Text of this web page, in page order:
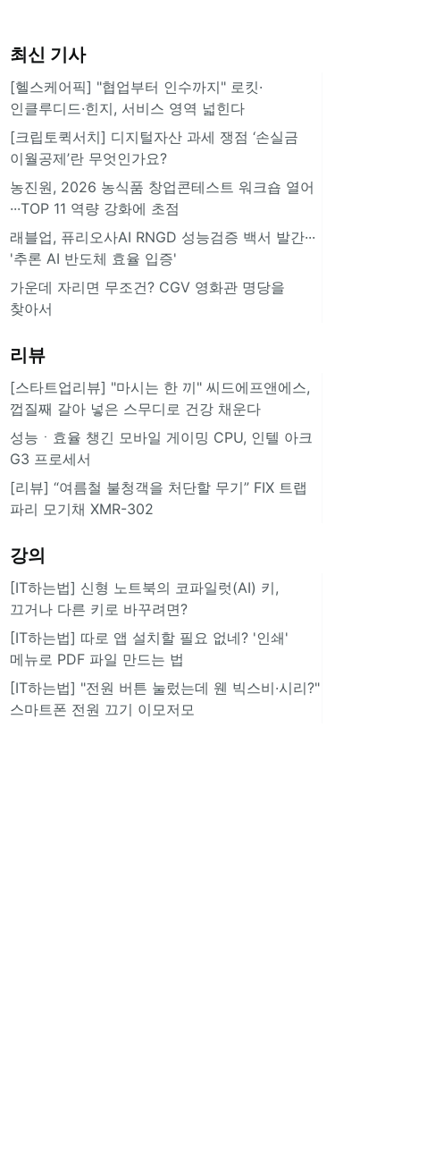
최신 기사
[헬스케어픽] "협업부터 인수까지" 로킷·
인클루디드·힌지, 서비스 영역 넓힌다
[크립토퀵서치] 디지털자산 과세 쟁점 ‘손실금
이월공제’란 무엇인가요?
농진원, 2026 농식품 창업콘테스트 워크숍 열어
···TOP 11 역량 강화에 초점
래블업, 퓨리오사AI RNGD 성능검증 백서 발간···
'추론 AI 반도체 효율 입증'
가운데 자리면 무조건? CGV 영화관 명당을
찾아서
리뷰
[스타트업리뷰] "마시는 한 끼" 씨드에프앤에스,
껍질째 갈아 넣은 스무디로 건강 채운다
성능ㆍ효율 챙긴 모바일 게이밍 CPU, 인텔 아크
G3 프로세서
[리뷰] “여름철 불청객을 처단할 무기” FIX 트랩
파리 모기채 XMR-302
강의
[IT하는법] 신형 노트북의 코파일럿(AI) 키,
끄거나 다른 키로 바꾸려면?
[IT하는법] 따로 앱 설치할 필요 없네? '인쇄'
메뉴로 PDF 파일 만드는 법
[IT하는법] "전원 버튼 눌렀는데 웬 빅스비·시리?"
스마트폰 전원 끄기 이모저모